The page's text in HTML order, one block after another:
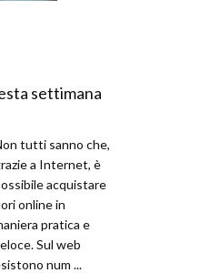
settimana
tutti sanno che,
a Internet, è
acquistare
online in
pratica e
Sul web
num ...